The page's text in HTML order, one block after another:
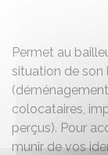
Permet au
situation de son
colocataires,
perçus). Pour
munir de vos